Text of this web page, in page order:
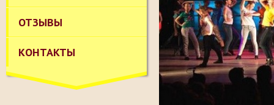
ОТЗЫВЫ
КОНТАКТЫ